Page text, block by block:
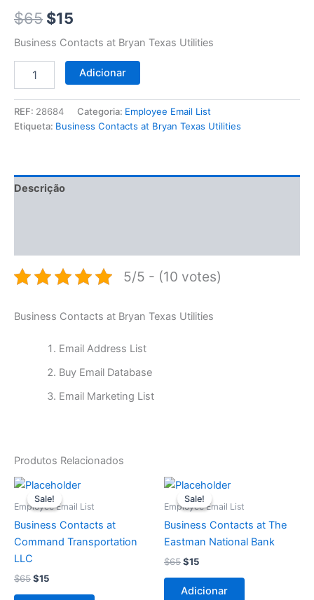
$65 $15
Business Contacts at Bryan Texas Utilities
Adicionar
REF: 28684 Categoria: Employee Email List
Etiqueta: Business Contacts at Bryan Texas Utilities
Descrição
5/5 - (10 votes)
Business Contacts at Bryan Texas Utilities
Email Address List
Buy Email Database
Email Marketing List
Produtos Relacionados
Sale!
Sale!
Employee Email List
Business Contacts at
Command Transportation
LLC
$65
O
preço
original
$65.
$15
O
preço
atual
$15.
Sale!
Sale!
Employee Email List
Business Contacts at The
Eastman National Bank
$65
O
preço
original
$65.
$15
O
preço
atual
$15.
Adicionar